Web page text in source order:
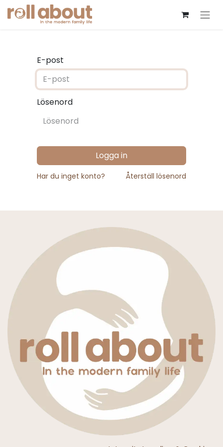
E-post
Lösenord
Logga in
Har du inget konto? Återställ lösenord